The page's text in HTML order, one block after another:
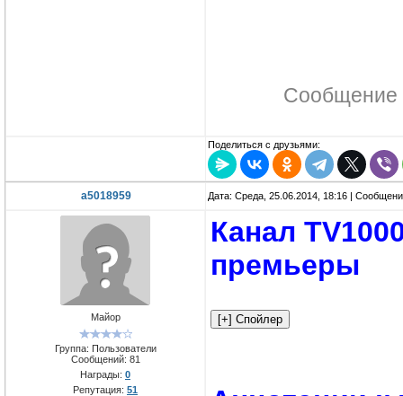
Сообщение
Поделиться с друзьями:
a5018959 Дата: Среда, 25.06.2014, 18:16 |
Майор
Группа: Пользователи
Сообщений: 81
Награды: 0
Репутация: 51
Канал
премьеры